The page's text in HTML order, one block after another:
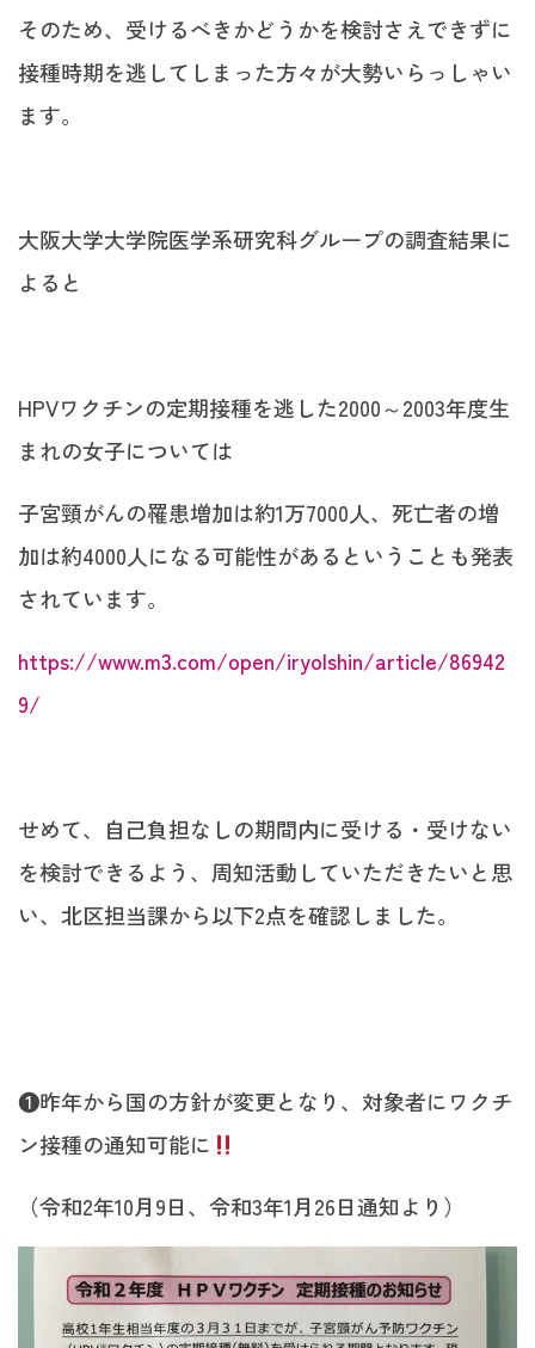
そのため、受けるべきかどうかを検討さえできずに
接種時期を逃してしまった方々が大勢いらっしゃい
ます。
大阪大学大学院医学系研究科グループの調査結果に
よると
HPVワクチンの定期接種を逃した2000～2003年度生
まれの女子については
子宮頸がんの罹患増加は約1万7000人、死亡者の増
加は約4000人になる可能性があるということも発表
されています。
https://www.m3.com/open/iryoIshin/article/86942
9/
せめて、自己負担なしの期間内に受ける・受けない
を検討できるよう、周知活動していただきたいと思
い、北区担当課から以下2点を確認しました。
❶昨年から国の方針が変更となり、対象者にワクチ
ン接種の通知可能に
（令和2年10月9日、令和3年1月26日通知より）